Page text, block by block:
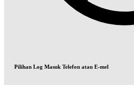
Pilihan Log Masuk Telefon atau E-mel